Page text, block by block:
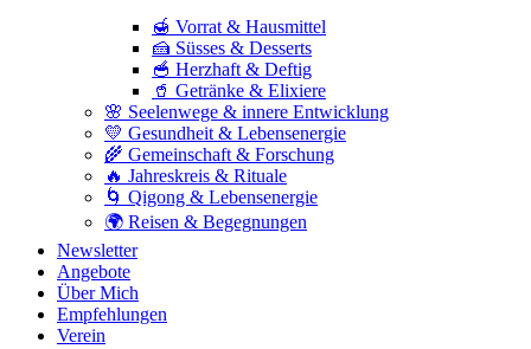
🍯 Vorrat & Hausmittel
🍰 Süsses & Desserts
🥣 Herzhaft & Deftig
🥤 Getränke & Elixiere
🌸 Seelenwege & innere Entwicklung
💛 Gesundheit & Lebensenergie
🌾 Gemeinschaft & Forschung
🔥 Jahreskreis & Rituale
🌀 Qigong & Lebensenergie
🌍 Reisen & Begegnungen
Newsletter
Angebote
Über Mich
Empfehlungen
Verein